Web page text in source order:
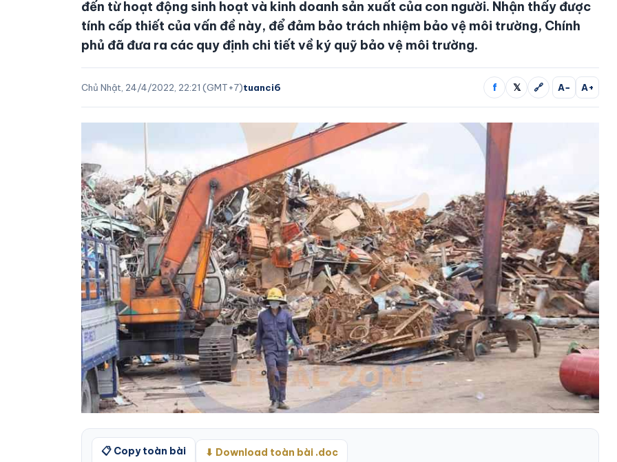
đến từ hoạt động sinh hoạt và kinh doanh sản xuất của con người. Nhận thấy được
tính cấp thiết của vấn đề này, để đảm bảo trách nhiệm bảo vệ môi trường, Chính
phủ đã đưa ra các quy định chi tiết về ký quỹ bảo vệ môi trường.
Chủ Nhật, 24/4/2022, 22:21 (GMT+7)tuanci6 f 𝕏 🔗 A− A+
📋 Copy toàn bài ⬇ Download toàn bài .doc